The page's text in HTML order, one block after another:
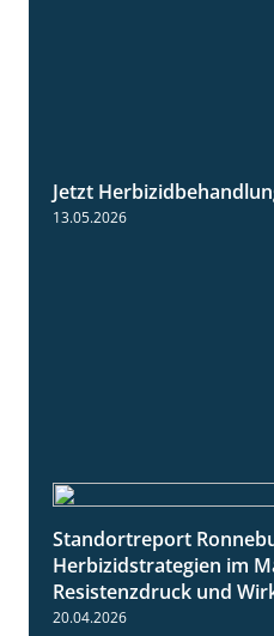
Jetzt
13.05.2026
Standortreport
Herbizidstrategien im
Resistenzdruck und
20.04.2026